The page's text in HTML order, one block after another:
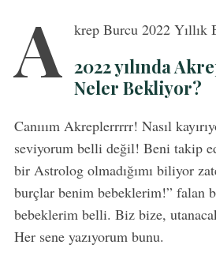
A krep Burcu 2022 Yıllık
2022 yılında
Neler Bekliyor?
Canııım Akreplerrrrr! Nasıl
seviyorum belli değil! Beni takip
bir Astrolog olmadığımı biliyor
burçlar benim bebeklerim!” falan
bebeklerim belli. Biz bize,
Her sene yazıyorum bunu.